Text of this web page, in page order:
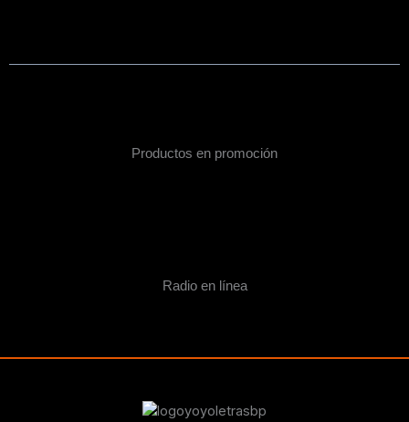
Productos en promoción
Radio en línea